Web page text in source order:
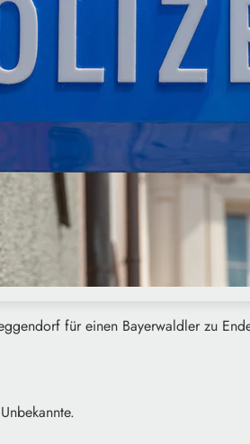
für einen Bayerwaldler zu